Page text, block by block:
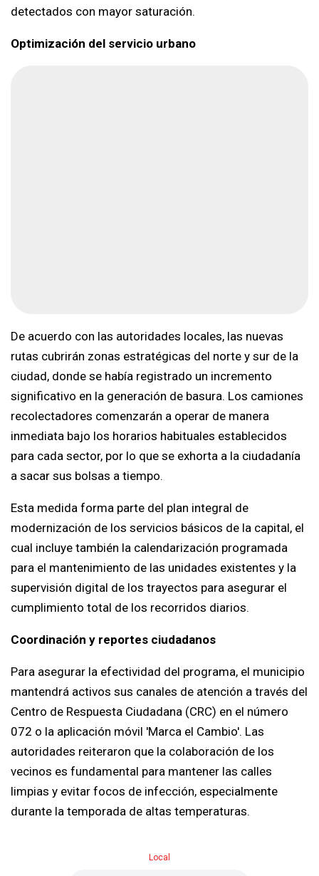
detectados con mayor saturación.
Optimización del servicio urbano
De acuerdo con las autoridades locales, las nuevas
rutas cubrirán zonas estratégicas del norte y sur de la
ciudad, donde se había registrado un incremento
significativo en la generación de basura. Los camiones
recolectadores comenzarán a operar de manera
inmediata bajo los horarios habituales establecidos
para cada sector, por lo que se exhorta a la ciudadanía
a sacar sus bolsas a tiempo.
Esta medida forma parte del plan integral de
modernización de los servicios básicos de la capital, el
cual incluye también la calendarización programada
para el mantenimiento de las unidades existentes y la
supervisión digital de los trayectos para asegurar el
cumplimiento total de los recorridos diarios.
Coordinación y reportes ciudadanos
Para asegurar la efectividad del programa, el municipio
mantendrá activos sus canales de atención a través del
Centro de Respuesta Ciudadana (CRC) en el número
072 o la aplicación móvil 'Marca el Cambio'. Las
autoridades reiteraron que la colaboración de los
vecinos es fundamental para mantener las calles
limpias y evitar focos de infección, especialmente
durante la temporada de altas temperaturas.
Local